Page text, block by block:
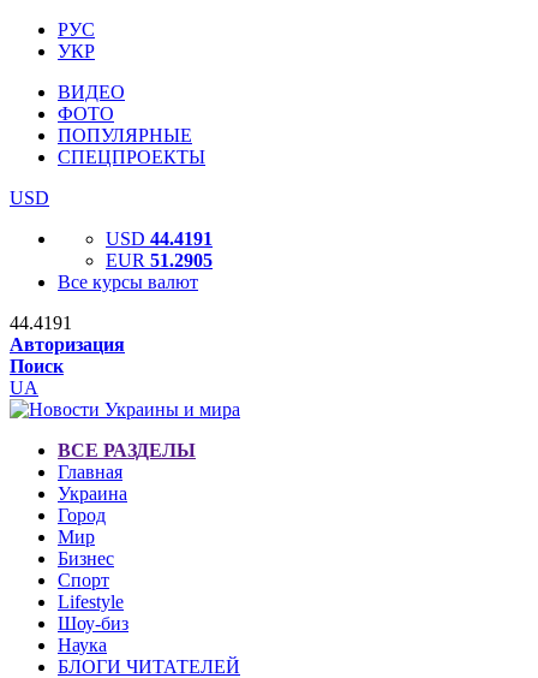
РУС
УКР
ВИДЕО
ФОТО
ПОПУЛЯРНЫЕ
СПЕЦПРОЕКТЫ
USD
USD 44.4191
EUR 51.2905
Все курсы валют
44.4191
Авторизация
Поиск
UA
ВСЕ РАЗДЕЛЫ
Главная
Украина
Город
Мир
Бизнес
Спорт
Lifestyle
Шоу-биз
Наука
БЛОГИ ЧИТАТЕЛЕЙ